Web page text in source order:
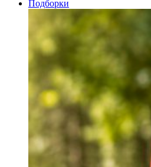
Подборки